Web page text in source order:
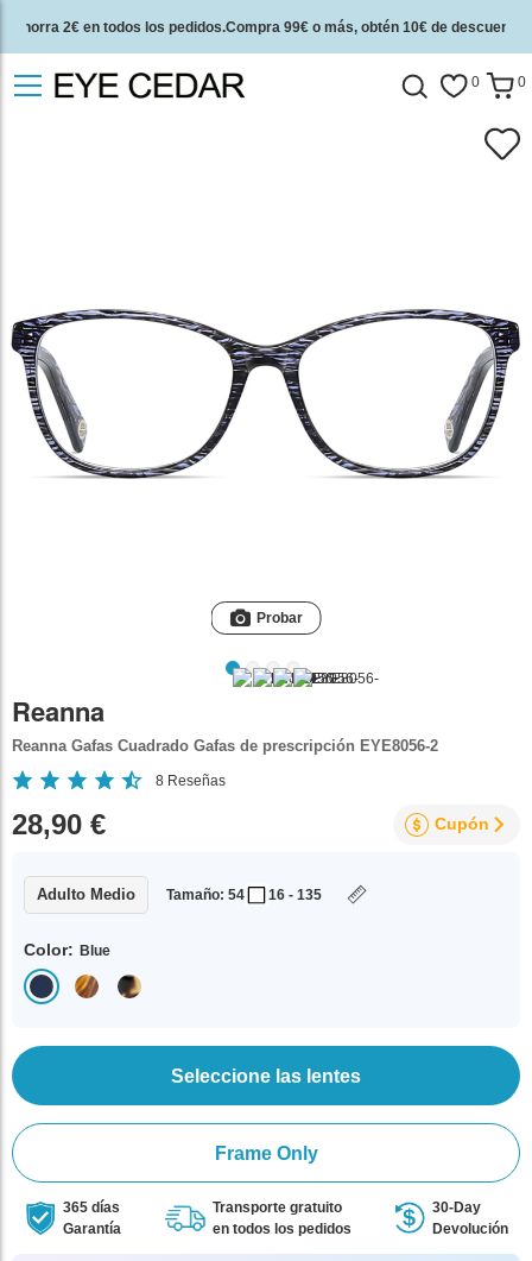
Ahorra 2€ en todos los pedidos.Compra 99€ o más, obtén 10€ de descuento.
2 años de garantía de calidad y 30 días de garantía de devolución del dinero.
0 0
Probar
Reanna
Reanna Gafas Cuadrado Gafas de prescripción EYE8056-2
8 Reseñas
28,90 € Cupón
Adulto Medio Tamaño: 54 16 - 135
Color: Blue
Seleccione las lentes
Frame Only
365 días
Garantía
Transporte gratuito
en todos los pedidos
30-Day
Devolución